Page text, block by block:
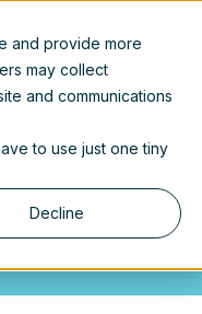
and provide more
may collect
and communications
to use just one tiny
Decline